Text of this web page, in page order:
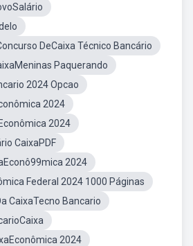
DeCaixa Técnico Bancário
Paquerando
2024 Opcao
2024
2024
CaixaPDF
2024
Federal 2024 1000 Páginas
CaixaTecno Bancario
2024